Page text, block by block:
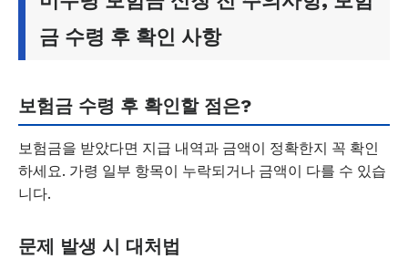
금 수령 후 확인 사항
보험금 수령 후 확인할 점은?
보험금을 받았다면 지급 내역과 금액이 정확한지 꼭 확인
하세요. 가령 일부 항목이 누락되거나 금액이 다를 수 있습
니다.
문제 발생 시 대처법